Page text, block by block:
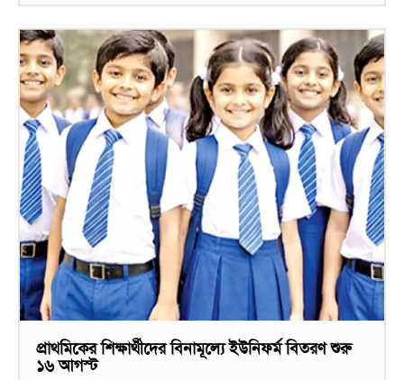
প্রাথমিকের শিক্ষার্থীদের বিনামূল্যে ইউনিফর্ম বিতরণ শুরু
১৬ আগস্ট